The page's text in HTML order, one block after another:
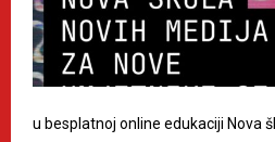
u besplatnoj online edukaciji Nova